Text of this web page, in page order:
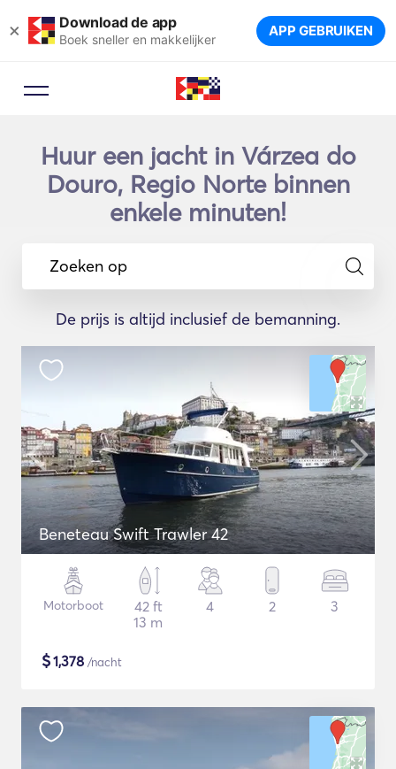
× Download de app
Boek sneller en makkelijker APP GEBRUIKEN
Huur een jacht in Várzea do
Douro, Regio Norte binnen
enkele minuten!
Zoeken op
De prijs is altijd inclusief de bemanning.
Beneteau Swift Trawler 42
Motorboot
42 ft
13 m
4 2 3
$1,378 /nacht